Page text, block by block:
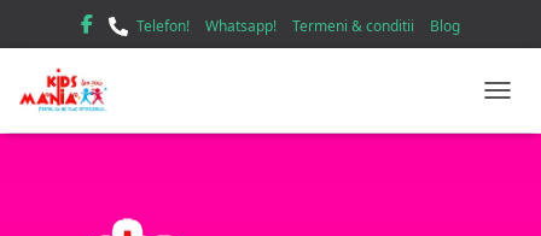
Telefon! Whatsapp! Termeni & conditii Blog